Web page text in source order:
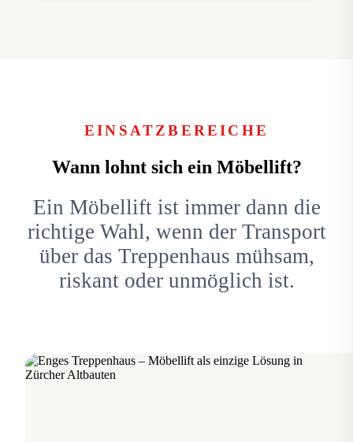
EINSATZBEREICHE
Wann lohnt sich ein Möbellift?
Ein Möbellift ist immer dann die
richtige Wahl, wenn der Transport
über das Treppenhaus mühsam,
riskant oder unmöglich ist.